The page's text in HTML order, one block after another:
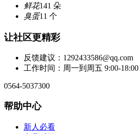
鲜花141 朵
臭蛋11 个
让社区更精彩
反馈建议：1292433586@qq.com
工作时间：周一到周五 9:00-18:00
0564-5037300
帮助中心
新人必看